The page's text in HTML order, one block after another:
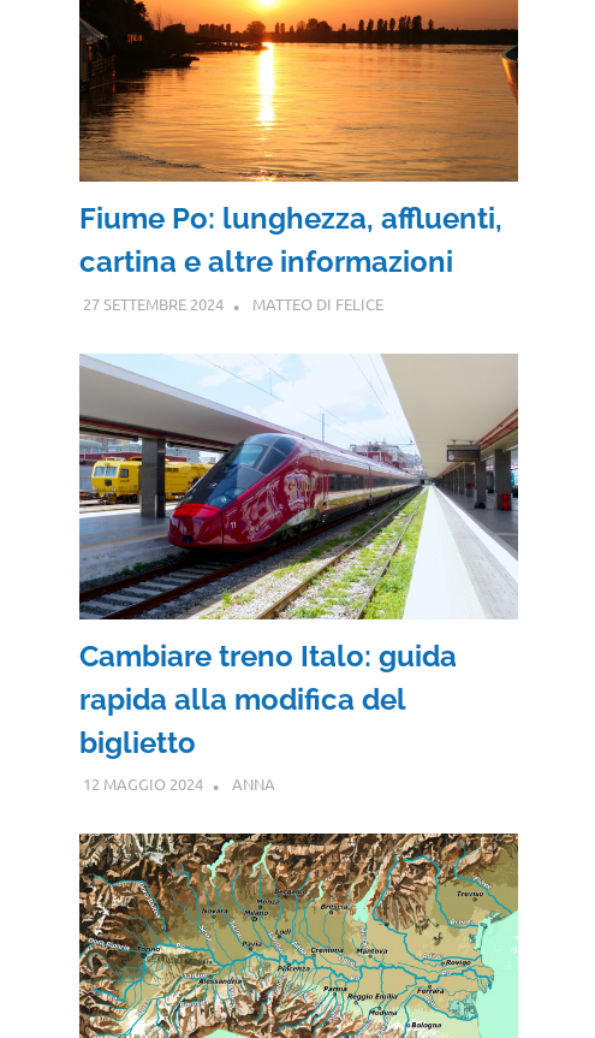
Fiume Po: lunghezza, affluenti,
cartina e altre informazioni
27 SETTEMBRE 2024 MATTEO DI FELICE
Cambiare treno Italo: guida
rapida alla modifica del
biglietto
12 MAGGIO 2024 ANNA